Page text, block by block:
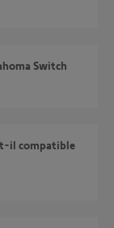
Switch